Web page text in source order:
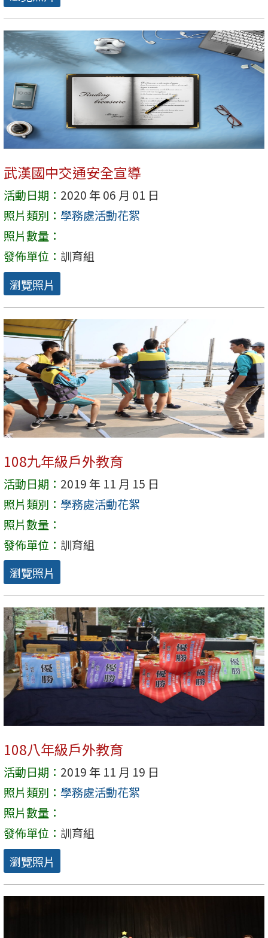
武漢國中交通安全宣導
活動日期： 2020 年 06 月 01 日
照片類別： 學務處活動花絮
照片數量：
發佈單位： 訓育組
瀏覽照片
108九年級戶外教育
活動日期： 2019 年 11 月 15 日
照片類別： 學務處活動花絮
照片數量：
發佈單位： 訓育組
瀏覽照片
108八年級戶外教育
活動日期： 2019 年 11 月 19 日
照片類別： 學務處活動花絮
照片數量：
發佈單位： 訓育組
瀏覽照片